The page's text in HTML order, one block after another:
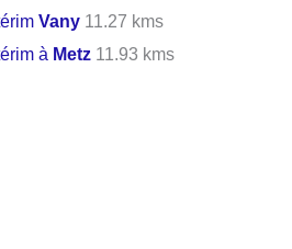
Vany 11.27 kms
à Metz 11.93 kms